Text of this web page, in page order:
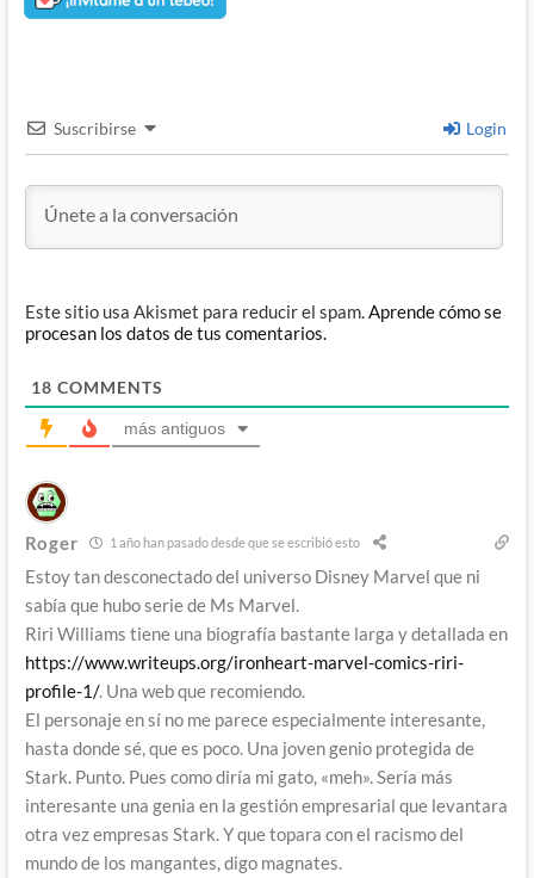
Suscribirse Login
Este sitio usa Akismet para reducir el spam. Aprende cómo se
procesan los datos de tus comentarios.
18 COMMENTS
más antiguos
Roger 1 año han pasado desde que se escribió esto
Estoy tan desconectado del universo Disney Marvel que ni
sabía que hubo serie de Ms Marvel.
Riri Williams tiene una biografía bastante larga y detallada en
https://www.writeups.org/ironheart-marvel-comics-riri-
profile-1/. Una web que recomiendo.
El personaje en sí no me parece especialmente interesante,
hasta donde sé, que es poco. Una joven genio protegida de
Stark. Punto. Pues como diría mi gato, «meh». Sería más
interesante una genia en la gestión empresarial que levantara
otra vez empresas Stark. Y que topara con el racismo del
mundo de los mangantes, digo magnates.